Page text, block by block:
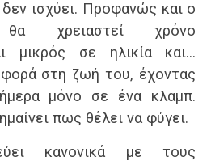
δεν ισχύει. Προφανώς και ο
θα χρειαστεί χρόνο
μικρός σε ηλικία και…
φορά στη ζωή του, έχοντας
μόνο σε ένα κλαμπ.
πως θέλει να φύγει.
κανονικά με τους